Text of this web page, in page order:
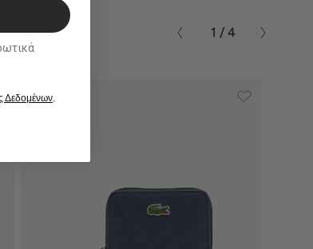
1 / 4
Δεδομένων